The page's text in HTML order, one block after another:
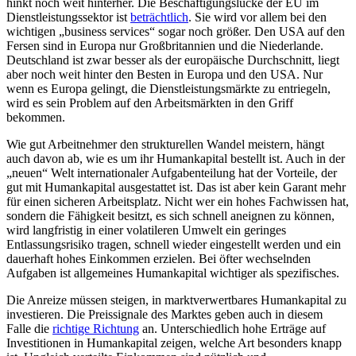
hinkt noch weit hinterher. Die Beschäftigungslücke der EU im
Dienstleistungssektor ist beträchtlich. Sie wird vor allem bei den
wichtigen „business services“ sogar noch größer. Den USA auf den
Fersen sind in Europa nur Großbritannien und die Niederlande.
Deutschland ist zwar besser als der europäische Durchschnitt, liegt
aber noch weit hinter den Besten in Europa und den USA. Nur
wenn es Europa gelingt, die Dienstleistungsmärkte zu entriegeln,
wird es sein Problem auf den Arbeitsmärkten in den Griff
bekommen.
Wie gut Arbeitnehmer den strukturellen Wandel meistern, hängt
auch davon ab, wie es um ihr Humankapital bestellt ist. Auch in der
„neuen“ Welt internationaler Aufgabenteilung hat der Vorteile, der
gut mit Humankapital ausgestattet ist. Das ist aber kein Garant mehr
für einen sicheren Arbeitsplatz. Nicht wer ein hohes Fachwissen hat,
sondern die Fähigkeit besitzt, es sich schnell aneignen zu können,
wird langfristig in einer volatileren Umwelt ein geringes
Entlassungsrisiko tragen, schnell wieder eingestellt werden und ein
dauerhaft hohes Einkommen erzielen. Bei öfter wechselnden
Aufgaben ist allgemeines Humankapital wichtiger als spezifisches.
Die Anreize müssen steigen, in marktverwertbares Humankapital zu
investieren. Die Preissignale des Marktes geben auch in diesem
Falle die richtige Richtung an. Unterschiedlich hohe Erträge auf
Investitionen in Humankapital zeigen, welche Art besonders knapp